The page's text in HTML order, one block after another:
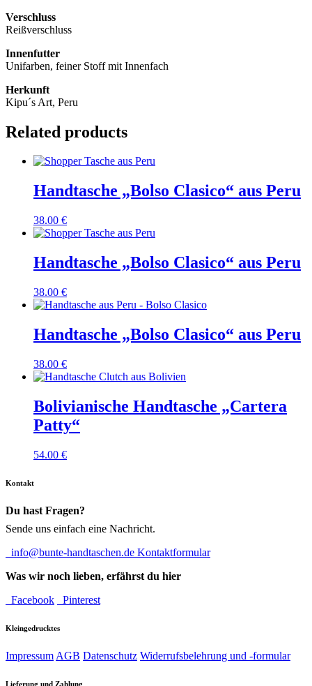
Verschluss
Reißverschluss
Innenfutter
Unifarben, feiner Stoff mit Innenfach
Herkunft
Kipu´s Art, Peru
Related products
Handtasche „Bolso Clasico“ aus Peru
38.00 €
Handtasche „Bolso Clasico“ aus Peru
38.00 €
Handtasche „Bolso Clasico“ aus Peru
38.00 €
Bolivianische Handtasche „Cartera
Patty“
54.00 €
Kontakt
Du hast Fragen?
Sende uns einfach eine Nachricht.
info@bunte-handtaschen.de Kontaktformular
Was wir noch lieben, erfährst du hier
Facebook
Pinterest
Kleingedrucktes
Impressum AGB Datenschutz Widerrufsbelehrung und -formular
Lieferung und Zahlung